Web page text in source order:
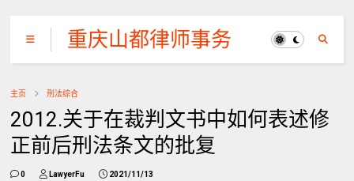
重庆山都律师事务
所
主页 刑法综合
2012.关于在裁判文书中如何表述修
正前后刑法条文的批复
0 LawyerFu 2021/11/13